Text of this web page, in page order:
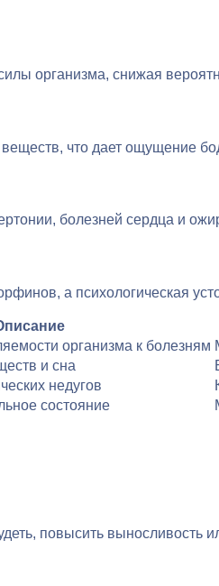
организма, снижая
что дает ощущение
болезней сердца и
а психологическая
организма к болезням
и сна
недугов
состояние
повысить